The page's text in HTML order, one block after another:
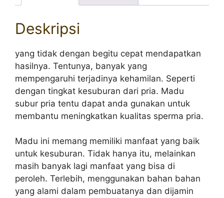
Deskripsi
yang tidak dengan begitu cepat mendapatkan
hasilnya. Tentunya, banyak yang
mempengaruhi terjadinya kehamilan. Seperti
dengan tingkat kesuburan dari pria. Madu
subur pria tentu dapat anda gunakan untuk
membantu meningkatkan kualitas sperma pria.
Madu ini memang memiliki manfaat yang baik
untuk kesuburan. Tidak hanya itu, melainkan
masih banyak lagi manfaat yang bisa di
peroleh. Terlebih, menggunakan bahan bahan
yang alami dalam pembuatanya dan dijamin